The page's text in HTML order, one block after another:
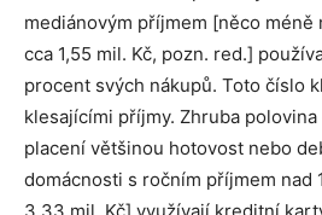
mediánovým příjmem [něco méně
cca 1,55 mil. Kč, pozn. red.]
procent svých nákupů. Toto číslo
klesajícími příjmy. Zhruba
placení většinou hotovost nebo
domácnosti s ročním příjmem nad